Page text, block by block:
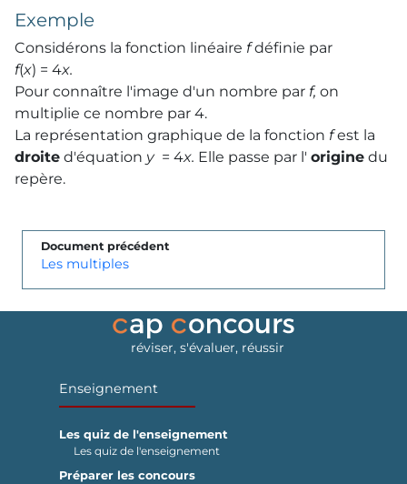
Exemple
Considérons la fonction linéaire fdéfinie par
f(x) = 4x.
Pour connaître l'image d'un nombre par f, on
multiplie ce nombre par 4.
La représentation graphique de la fonction fest la
droite d'équation y= 4x. Elle passe par l' origine du
repère.
Document précédent
Les multiples
réviser, s'évaluer, réussir
Enseignement
Les quiz de l'enseignement
Les quiz de l'enseignement
Préparer les concours